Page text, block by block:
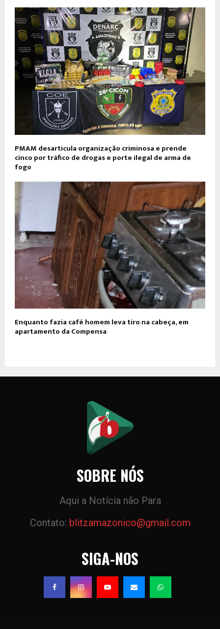
PMAM desarticula organização criminosa e prende
cinco por tráfico de drogas e porte ilegal de arma de
fogo
Enquanto fazia café homem leva tiro na cabeça, em
apartamento da Compensa
SOBRE NÓS
Aqui a Notícia não Para
Contato: blitzamazonico@gmail.com
SIGA-NOS